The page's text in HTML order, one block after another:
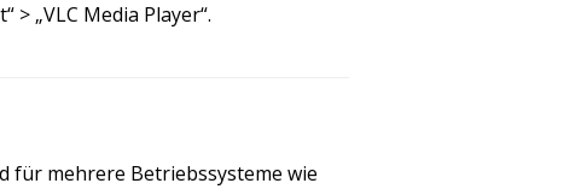
„VLC Media Player“.
für mehrere Betriebssysteme wie